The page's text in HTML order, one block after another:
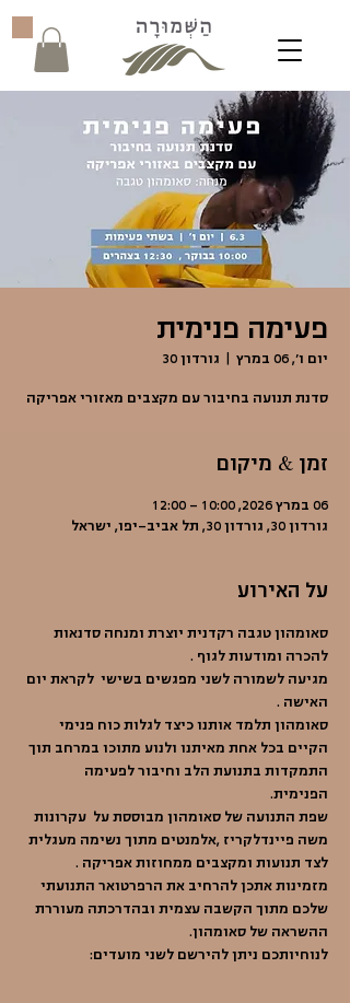
פעימה פנימית
יום ו׳, 06 במרץ גורדון 30
סדנת תנועה בחיבור עם מקצבים מאזורי אפריקה
זמן & מיקום
06 במרץ 2026, 10:00 – 12:00
גורדון 30, גורדון 30, תל אביב-יפו, ישראל
על האירוע
סאומהון טגבה רקדנית יוצרת ומנחה סדנאות
להכרה ומודעות לגוף .
מגיעה לשמורה לשני מפגשים בשישי  לקראת יום
האישה .
סאומהון תלמד אותנו כיצד לגלות כוח פנימי
הקיים בכל אחת מאיתנו ולנוע מתוכו במרחב תוך
התמקדות בתנועת הלב וחיבור לפעימה
הפנימית.
שפת התנועה של סאומהון מבוססת על  עקרונות
משה פיינדלקריז ,אלמנטים מתוך נשימה מעגלית
לצד תנועות ומקצבים ממחוזות אפריקה .
מזמינות אתכן להרחיב את הרפרטואר התנועתי
שלכם מתוך הקשבה עצמית ובהדרכתה מעוררת
ההשראה של סאומהון.
לנוחיותכם ניתן להירשם לשני מועדים: